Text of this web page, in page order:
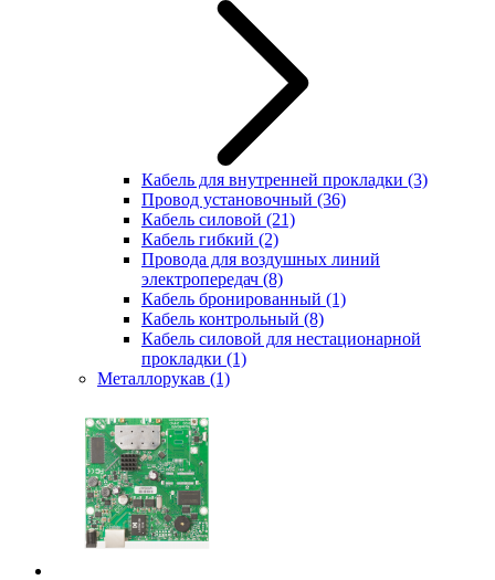
Кабель для внутренней прокладки (3)
Провод установочный (36)
Кабель силовой (21)
Кабель гибкий (2)
Провода для воздушных линий
электропередач (8)
Кабель бронированный (1)
Кабель контрольный (8)
Кабель силовой для нестационарной
прокладки (1)
Металлорукав (1)